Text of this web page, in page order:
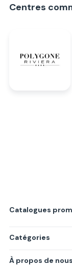
Centres
Catalogues
Catégories
Produits
À propos de nous